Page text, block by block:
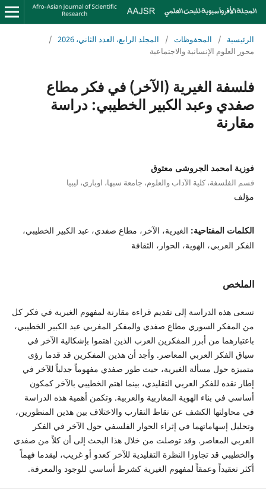
الرئيسية / المحفوظات / المجلد الرابع، العدد الثاني، 2026
/
محور العلوم الإنسانية والاجتماعية
فلسفة الغيرية (الآخر) في فكر مطاع
صفدي وعبد الكبير الخطيبي: دراسة
مقارنة
فوزية امحمد الجروشى معتوق
قسم الفلسفة، كلية الآداب والعلوم، جامعة سبها، اوباري، ليبيا
مؤلف
الكلمات المفتاحية: الغيرية، الآخر، مطاع صفدي، عبد الكبير الخطيبي،
الفكر العربي، الهوية، الحوار، الثقافة
الملخص
تسعى هذه الدراسة إلى تقديم قراءة مقارنة لمفهوم الغيرية في فكر كل
من المفكر السوري مطاع صفدي والمفكر المغربي عبد الكبير الخطيبي،
باعتبارهما من أبرز المفكرين العرب الذين اهتموا بإشكالية الآخر في
سياق الفكر العربي المعاصر. وأجد أن هذين المفكرين قد قدما رؤى
متميزة حول مسألة الغيرية، حيث طور صفدي مفهوماً جدلياً للآخر في
إطار نقده للفكر العربي التقليدي، بينما اهتم الخطيبي بالآخر كمكون
أساسي في بناء الهوية المغاربية والعربية. وتكمن أهمية هذه الدراسة
في محاولتها الكشف عن نقاط التقارب والاختلاف بين هذين المنظورين،
وتحليل إسهاماتهما في إثراء الحوار الفلسفي حول الآخر في الفكر
العربي المعاصر. وقد توصلت من خلال هذا البحث إلى أن كلاً من صفدي
والخطيبي قد تجاوزا النظرة التقليدية للآخر كعدو أو غريب، ليقدما فهماً
أكثر تعقيداً وعمقاً لمفهوم الغيرية كشرط أساسي للوجود والمعرفة.